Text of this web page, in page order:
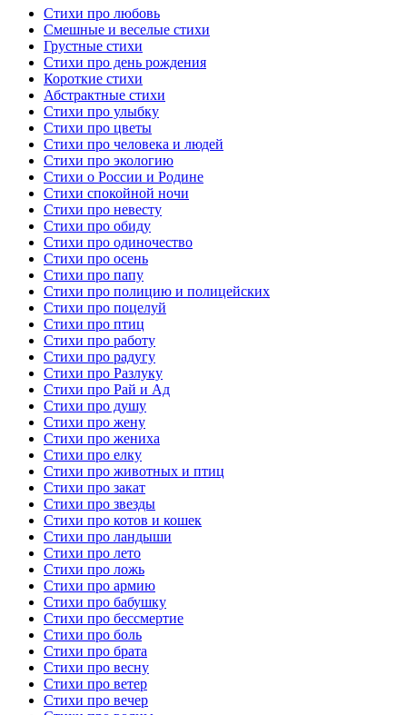
Стихи про любовь
Смешные и веселые стихи
Грустные стихи
Стихи про день рождения
Короткие стихи
Абстрактные стихи
Стихи про улыбку
Стихи про цветы
Стихи про человека и людей
Стихи про экологию
Стихи о России и Родине
Стихи спокойной ночи
Стихи про невесту
Стихи про обиду
Стихи про одиночество
Стихи про осень
Стихи про папу
Стихи про полицию и полицейских
Стихи про поцелуй
Стихи про птиц
Стихи про работу
Стихи про радугу
Стихи про Разлуку
Стихи про Рай и Ад
Стихи про душу
Стихи про жену
Стихи про жениха
Стихи про елку
Стихи про животных и птиц
Стихи про закат
Стихи про звезды
Стихи про котов и кошек
Стихи про ландыши
Стихи про лето
Стихи про ложь
Стихи про армию
Стихи про бабушку
Стихи про бессмертие
Стихи про боль
Стихи про брата
Стихи про весну
Стихи про ветер
Стихи про вечер